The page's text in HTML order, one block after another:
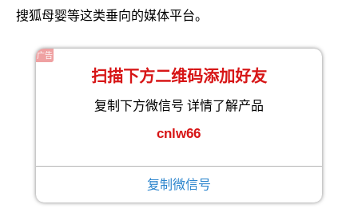
搜狐母婴等这类垂向的媒体平台。
广告
扫描下方二维码添加好友
复制下方微信号 详情了解产品
cnlw66
复制微信号